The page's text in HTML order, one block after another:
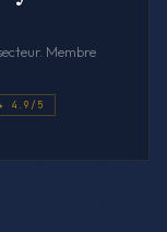
Membre
4.9/5